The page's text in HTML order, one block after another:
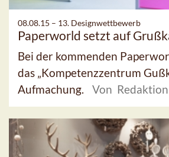
08.08.15 – 13. Designwettbewerb
Paperworld setzt auf
Bei der kommenden
das „Kompetenzzentrum
Aufmachung.
Von Redaktion